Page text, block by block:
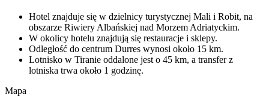
Hotel znajduje się w dzielnicy turystycznej Mali i Robit, na
obszarze Riwiery Albańskiej nad Morzem Adriatyckim.
W okolicy hotelu znajdują się restauracje i sklepy.
Odległość do centrum Durres wynosi około 15 km.
Lotnisko w Tiranie oddalone jest o 45 km, a transfer z
lotniska trwa około 1 godzinę.
Mapa